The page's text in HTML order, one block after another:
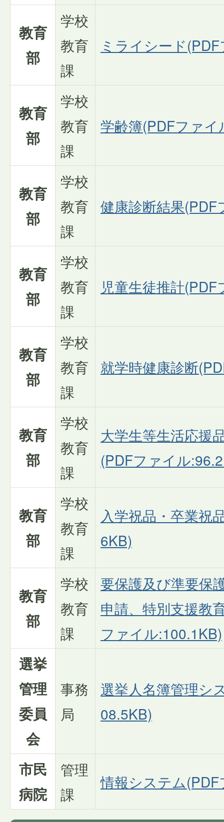
教育
部
学校
教育
課
ミライシード
教育
部
学校
教育
課
学齢簿(PDFファ
教育
部
学校
教育
課
健康診断結果
教育
部
学校
教育
課
児童生徒推計
教育
部
学校
教育
課
就学時健康診断
教育
部
学校
教育
課
大学生等生活応援
(PDFファイル
教育
部
学校
教育
課
入学祝品・卒業祝
6KB)
教育
部
学校
教育
課
要保護及び準要保
申請、特別支援教
ファイル:100.1KB)
選挙
管理
委員
会
事務
局
選挙人名簿管理シ
08.5KB)
市民
病院
管理
課
情報システム